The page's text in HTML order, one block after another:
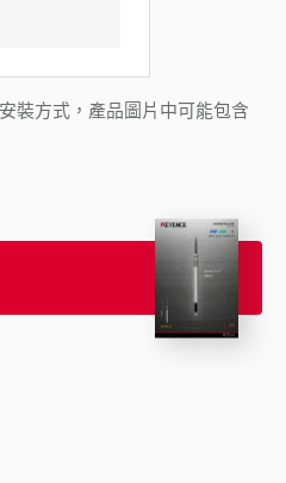
裝方式，產品圖片中可能包含